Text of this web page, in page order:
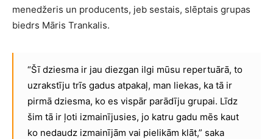
menedžeris un producents, jeb sestais, slēptais grupas
biedrs Māris Trankalis.
“Šī dziesma ir jau diezgan ilgi mūsu repertuārā, to
uzrakstīju trīs gadus atpakaļ, man liekas, ka tā ir
pirmā dziesma, ko es vispār parādīju grupai. Līdz
šim tā ir ļoti izmainījusies, jo katru gadu mēs kaut
ko nedaudz izmainījām vai pielikām klāt,” saka